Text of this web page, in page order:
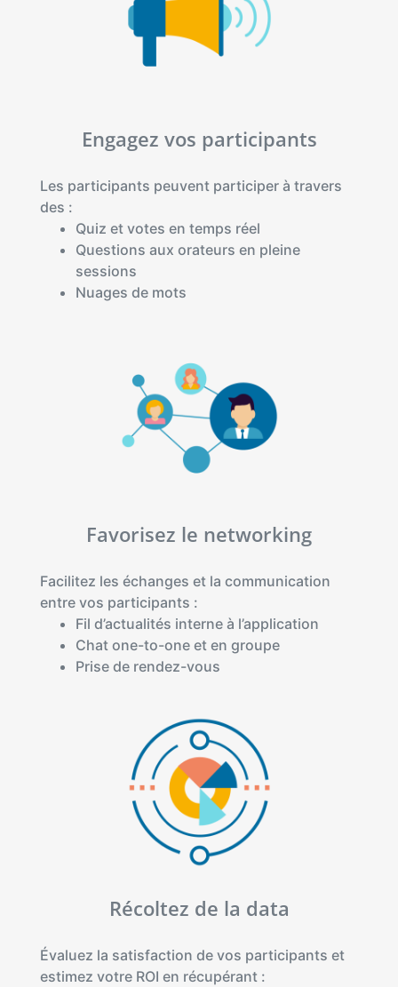
Engagez vos participants
Les participants peuvent participer à travers
des :
Quiz et votes en temps réel
Questions aux orateurs en pleine
sessions
Nuages de mots
Favorisez le networking
Facilitez les échanges et la communication
entre vos participants :
Fil d’actualités interne à l’application
Chat one-to-one et en groupe
Prise de rendez-vous
Récoltez de la data
Évaluez la satisfaction de vos participants et
estimez votre ROI en récupérant :